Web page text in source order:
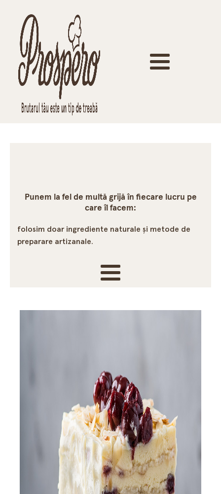
Punem la fel de multă grijă în fiecare lucru pe
care îl facem:
folosim doar ingrediente naturale și metode de
preparare artizanale.